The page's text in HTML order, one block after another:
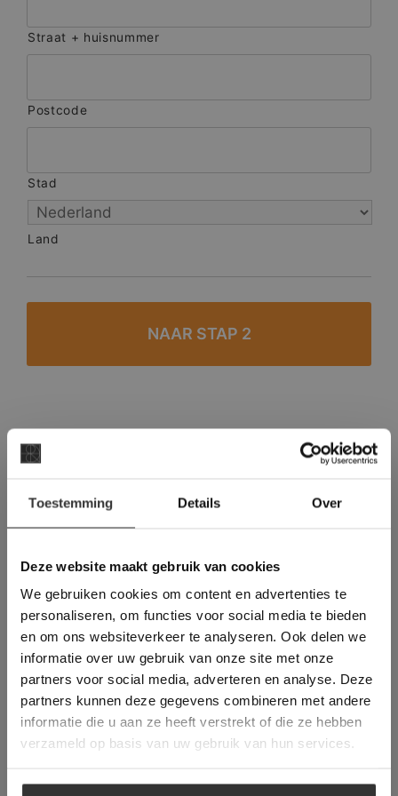
Toestemming Details Over
Deze website maakt gebruik van cookies
We gebruiken cookies om content en advertenties te
personaliseren, om functies voor social media te bieden
en om ons websiteverkeer te analyseren. Ook delen we
informatie over uw gebruik van onze site met onze
partners voor social media, adverteren en analyse. Deze
partners kunnen deze gegevens combineren met andere
informatie die u aan ze heeft verstrekt of die ze hebben
verzameld op basis van uw gebruik van hun services.
Straat + huisnummer
Postcode
Stad
Land
#1 in de categorie vloeren op Trustpilot
Binnen 24 uur een passende offerte
Meer dan 500 m2 showroom
Deze website maakt
gebruik van cookies.
This Cookie Banner was deleted and is no
longer working. Please contact the website
administrator.
Deze website gebruikt cookies om de
gebruikerservaring te verbeteren. Door
gebruik te maken van onze website geeft u
toestemming voor alle cookies in
overeenstemming met ons cookiebeleid.Lees
verder
ALLES ACCEPTEREN
ALLES AFWIJZEN